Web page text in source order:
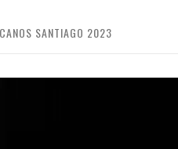
SANTIAGO 2023